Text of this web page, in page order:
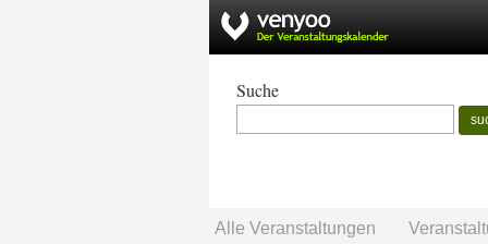
Suche
Alle Veranstaltungen